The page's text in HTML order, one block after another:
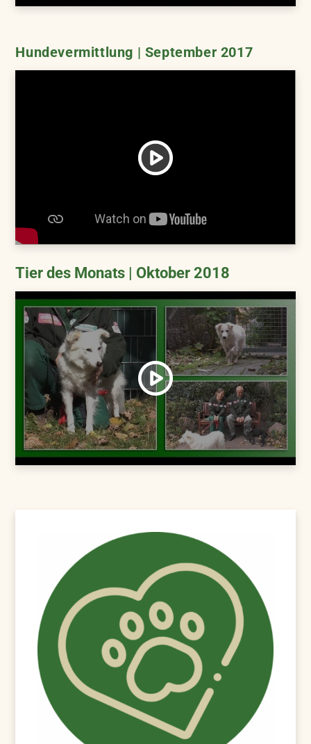
Hundevermittlung | September 2017
Tier des Monats | Oktober 2018